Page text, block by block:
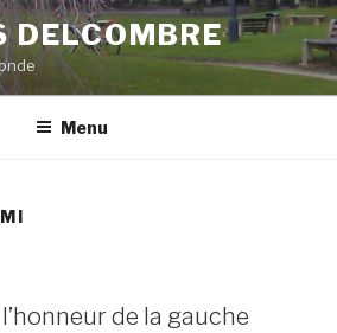
DELCOMBRE
Menu
de la gauche